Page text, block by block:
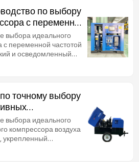
решения,
точные требования.
по выбору
с переменной
выбора идеального
с переменной частотой
и осведомленный
Это руководство
решения,
конкретным
точному выбору
выбора идеального
компрессора воздуха
укрепленный
имеет первостепенное